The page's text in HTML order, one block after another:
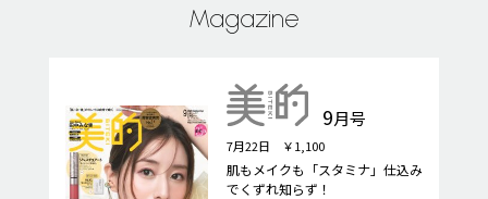
Magazine
9月号
7月22日 ￥1,100
肌もメイクも「スタミナ」仕込み
でくずれ知らず！